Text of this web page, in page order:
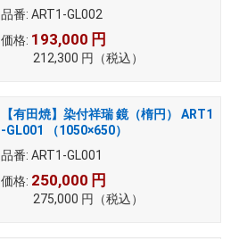
品番: ART1-GL002
価格: 193,000 円
212,300 円 （税込）
【有田焼】染付祥瑞 鏡（楕円） ART1
-GL001 （1050×650）
品番: ART1-GL001
価格: 250,000 円
275,000 円 （税込）